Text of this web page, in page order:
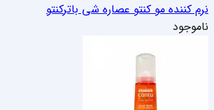
نرم کننده مو کنتو عصاره شی باترکنتو
ناموجود